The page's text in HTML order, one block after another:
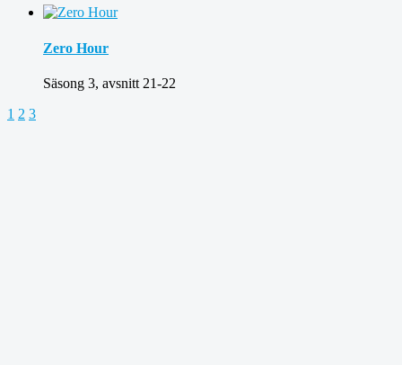
Zero Hour
Säsong 3, avsnitt 21-22
1 2 3